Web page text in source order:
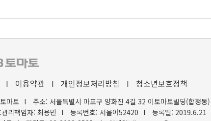
I 이용약관 I 개인정보처리방침 I 청소년보호정책
마토 I 주소: 서울특별시 마포구 양화진 4길 32 이토마토빌딩(합정동)
리책임자: 최용민 I 등록번호: 서울아52420 I 등록일: 2019.6.21